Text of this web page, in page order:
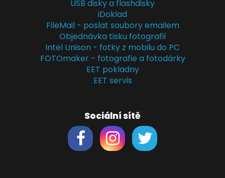
USB disky a flashdisky
iDoklad
FileMail - poslat soubory emailem
Objednávka tisku fotografií
Intel Unison - fotky z mobilu do PC
FOTOmaker - fotografie a fotodárky
EET pokladny
EET servis
Sociální sítě